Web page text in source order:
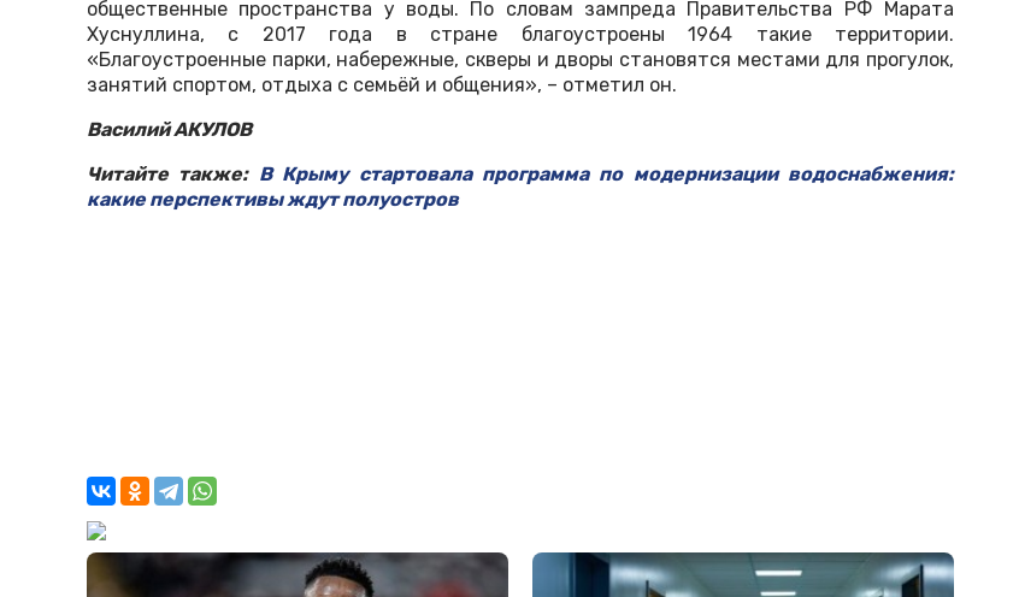
общественные пространства у воды. По словам зампреда Правительства РФ Марата
Хуснуллина, с 2017 года в стране благоустроены 1964 такие территории.
«Благоустроенные парки, набережные, скверы и дворы становятся местами для прогулок,
занятий спортом, отдыха с семьёй и общения», – отметил он.
Василий АКУЛОВ
Читайте также: В Крыму стартовала программа по модернизации водоснабжения:
какие перспективы ждут полуостров